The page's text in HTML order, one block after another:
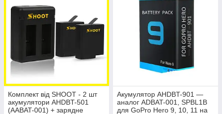
Комплект від SHOOT - 2 шт
акумулятори AHDBT-501
(AABAT-001) + зарядне
Акумулятор AHDBT-901 —
аналог ADBAT-001, SPBL1B
для GoPro Hero 9, 10, 11 на